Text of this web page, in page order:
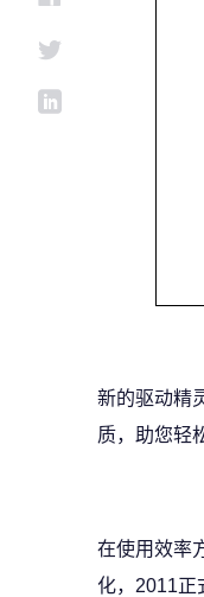
新的驱动精
质，助您轻
在使用效率
化，2011正